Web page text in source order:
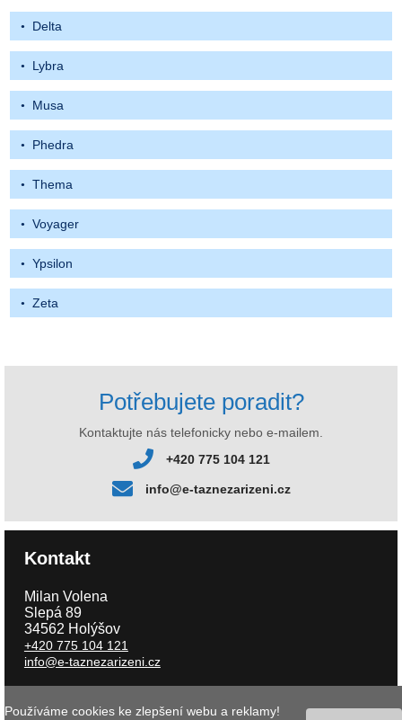
Delta
Lybra
Musa
Phedra
Thema
Voyager
Ypsilon
Zeta
Potřebujete poradit?
Kontaktujte nás telefonicky nebo e-mailem.
+420 775 104 121
info@e-taznezarizeni.cz
Kontakt
Milan Volena
Slepá 89
34562 Holýšov
+420 775 104 121
info@e-taznezarizeni.cz
Copyright © 2026 e-taznezarizeni.cz | Aktualizace 06.08.2026 |
Používáme cookies ke zlepšení webu a reklamy!